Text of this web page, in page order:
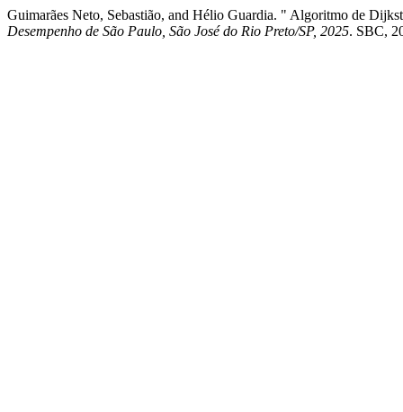
Guimarães Neto, Sebastião, and Hélio Guardia. " Algoritmo de
Desempenho de São Paulo, São José do Rio Preto/SP, 2025. SBC,